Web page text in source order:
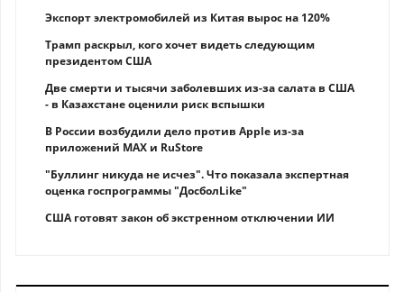
Экспорт электромобилей из Китая вырос на 120%
Трамп раскрыл, кого хочет видеть следующим
президентом США
Две смерти и тысячи заболевших из-за салата в США
- в Казахстане оценили риск вспышки
В России возбудили дело против Apple из-за
приложений MAX и RuStore
"Буллинг никуда не исчез". Что показала экспертная
оценка госпрограммы "ДосболLike"
США готовят закон об экстренном отключении ИИ